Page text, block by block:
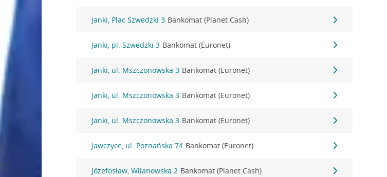
Janki, Plac Szwedzki 3 Bankomat (Planet Cash)
Janki, pl. Szwedzki 3 Bankomat (Euronet)
Janki, ul. Mszczonowska 3 Bankomat (Euronet)
Janki, ul. Mszczonowska 3 Bankomat (Euronet)
Janki, ul. Mszczonowska 3 Bankomat (Euronet)
Jawczyce, ul. Poznańska 74 Bankomat (Euronet)
Józefosław, Wilanowska 2 Bankomat (Planet Cash)